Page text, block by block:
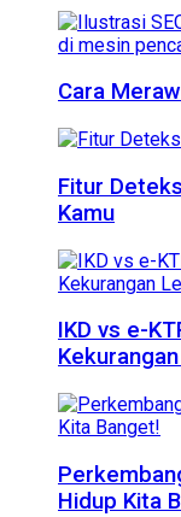
Cara
Fitur
Kamu
IKD vs e-
Hidup Kita